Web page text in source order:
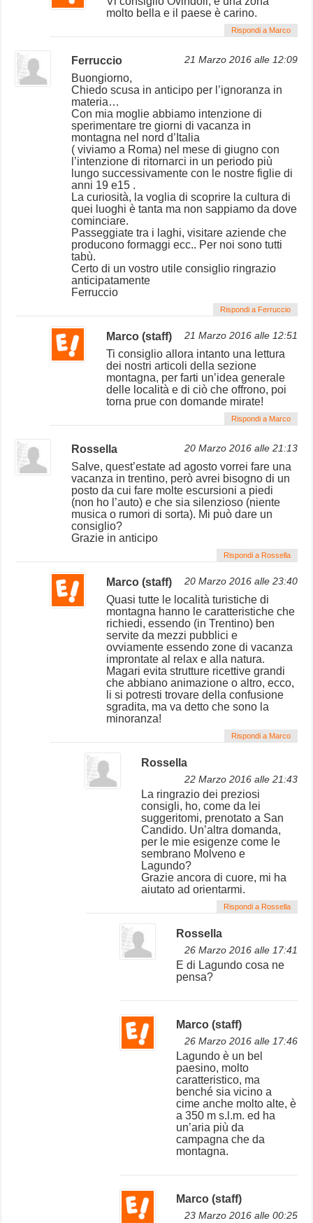
molto bella e il paese è carino.
Rispondi a Marco
Ferruccio 21 Marzo 2016 alle 12:09
Buongiorno,
Chiedo scusa in anticipo per l’ignoranza in
materia…
Con mia moglie abbiamo intenzione di
sperimentare tre giorni di vacanza in
montagna nel nord d’Italia
( viviamo a Roma) nel mese di giugno con
l’intenzione di ritornarci in un periodo più
lungo successivamente con le nostre figlie di
anni 19 e15 .
La curiosità, la voglia di scoprire la cultura di
quei luoghi è tanta ma non sappiamo da dove
cominciare.
Passeggiate tra i laghi, visitare aziende che
producono formaggi ecc.. Per noi sono tutti
tabù.
Certo di un vostro utile consiglio ringrazio
anticipatamente
Ferruccio
Rispondi a Ferruccio
Marco (staff) 21 Marzo 2016 alle 12:51
Ti consiglio allora intanto una lettura
dei nostri articoli della sezione
montagna, per farti un’idea generale
delle località e di ciò che offrono, poi
torna prue con domande mirate!
Rispondi a Marco
Rossella 20 Marzo 2016 alle 21:13
Salve, quest’estate ad agosto vorrei fare una
vacanza in trentino, però avrei bisogno di un
posto da cui fare molte escursioni a piedi
(non ho l’auto) e che sia silenzioso (niente
musica o rumori di sorta). Mi può dare un
consiglio?
Grazie in anticipo
Rispondi a Rossella
Marco (staff) 20 Marzo 2016 alle 23:40
Quasi tutte le località turistiche di
montagna hanno le caratteristiche che
richiedi, essendo (in Trentino) ben
servite da mezzi pubblici e
ovviamente essendo zone di vacanza
improntate al relax e alla natura.
Magari evita strutture ricettive grandi
che abbiano animazione o altro, ecco,
li si potresti trovare della confusione
sgradita, ma va detto che sono la
minoranza!
Rispondi a Marco
Rossella
22 Marzo 2016 alle 21:43
La ringrazio dei preziosi
consigli, ho, come da lei
suggeritomi, prenotato a San
Candido. Un’altra domanda,
per le mie esigenze come le
sembrano Molveno e
Lagundo?
Grazie ancora di cuore, mi ha
aiutato ad orientarmi.
Rispondi a Rossella
Rossella
26 Marzo 2016 alle 17:41
E di Lagundo cosa ne
pensa?
Marco (staff)
26 Marzo 2016 alle 17:46
Lagundo è un bel
paesino, molto
caratteristico, ma
benché sia vicino a
cime anche molto alte, è
a 350 m s.l.m. ed ha
un’aria più da
campagna che da
montagna.
Marco (staff)
23 Marzo 2016 alle 00:25